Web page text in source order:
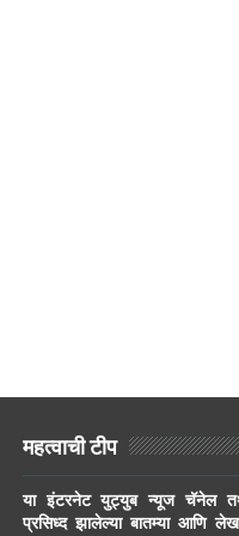
महत्वाची टीप
या इंटरनेट युट्युब न्यूज चॅनेल
प्रसिध्द झालेल्या बातम्या आणि